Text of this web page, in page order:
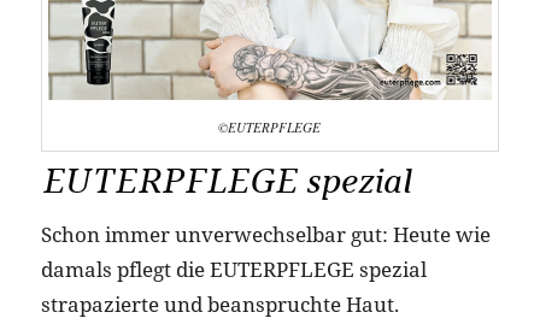
©EUTERPFLEGE
EUTERPFLEGE spezial
Schon immer unverwechselbar gut: Heute wie
damals pflegt die EUTERPFLEGE spezial
strapazierte und beanspruchte Haut.